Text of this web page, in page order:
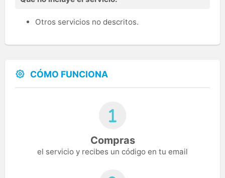
Otros servicios no descritos.
CÓMO FUNCIONA
Compras
el servicio y recibes un código en tu email